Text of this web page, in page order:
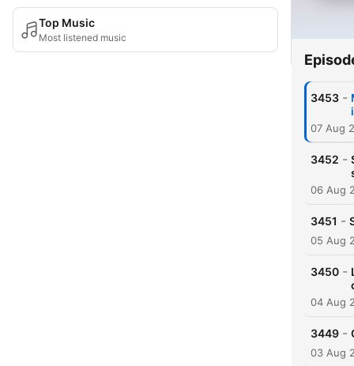
Top Music
Most listened music
3453 -
07 Aug
3452 -
06 Aug
3451 -
05 Aug
3450 -
04 Aug
3449 -
03 Aug